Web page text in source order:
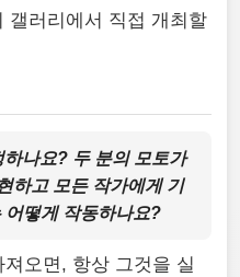
갤러리에서 직접 개최할
나요? 두 분의 모토가
하고 모든 작가에게 기
떻게 작동하나요?
오면, 항상 그것을 실